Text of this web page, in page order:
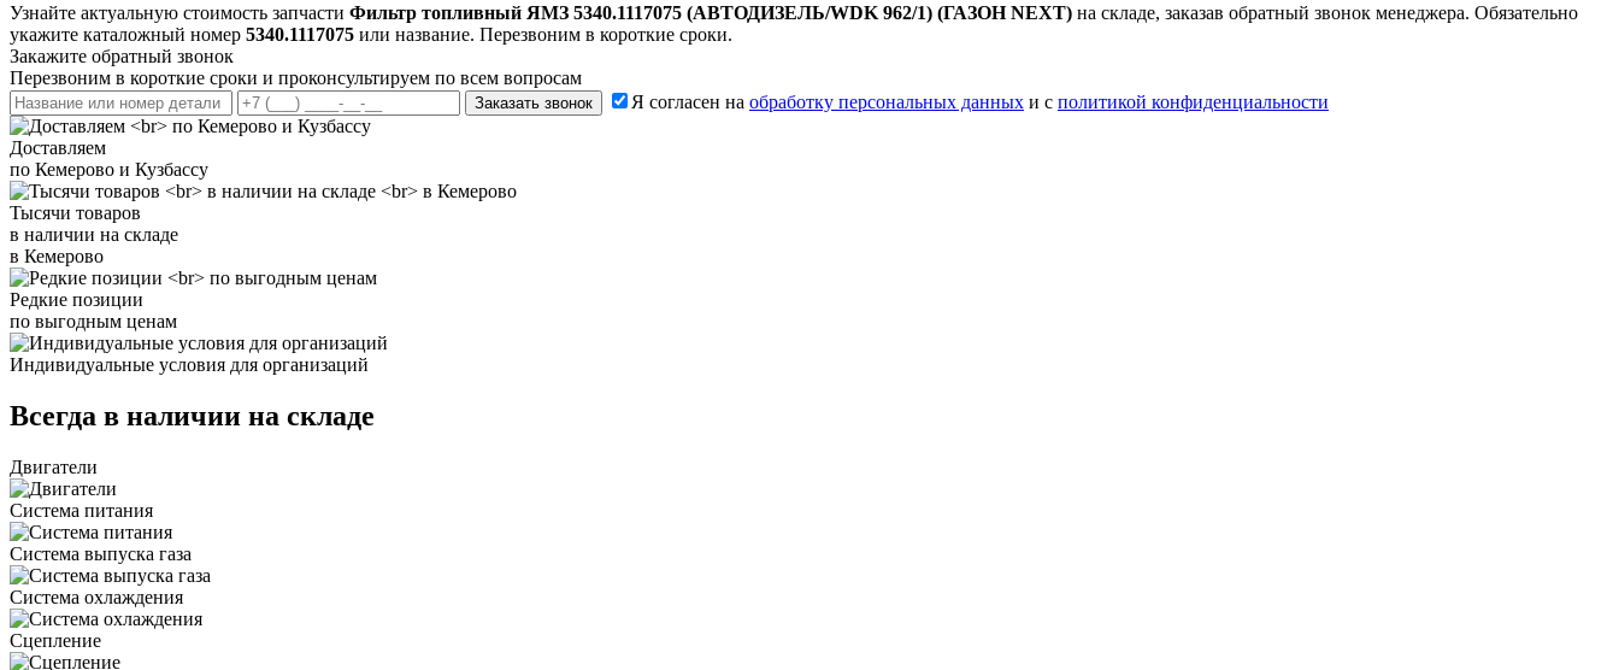
Узнайте актуальную стоимость запчасти Фильтр топливный ЯМЗ 5340.1117075 (АВТОДИЗЕЛЬ/WDK 962/1) (ГАЗОН NEXT) на складе, заказав обратный звонок менеджера. Обязательно
укажите каталожный номер 5340.1117075 или название. Перезвоним в короткие сроки.
Закажите обратный звонок
Перезвоним в короткие сроки и проконсультируем по всем вопросам
Заказать звонок Я согласен на обработку персональных данных и с политикой конфиденциальности
Доставляем
по Кемерово и Кузбассу
Тысячи товаров
в наличии на складе
в Кемерово
Редкие позиции
по выгодным ценам
Индивидуальные условия для организаций
Всегда в наличии на складе
Двигатели
Система питания
Система выпуска газа
Система охлаждения
Сцепление